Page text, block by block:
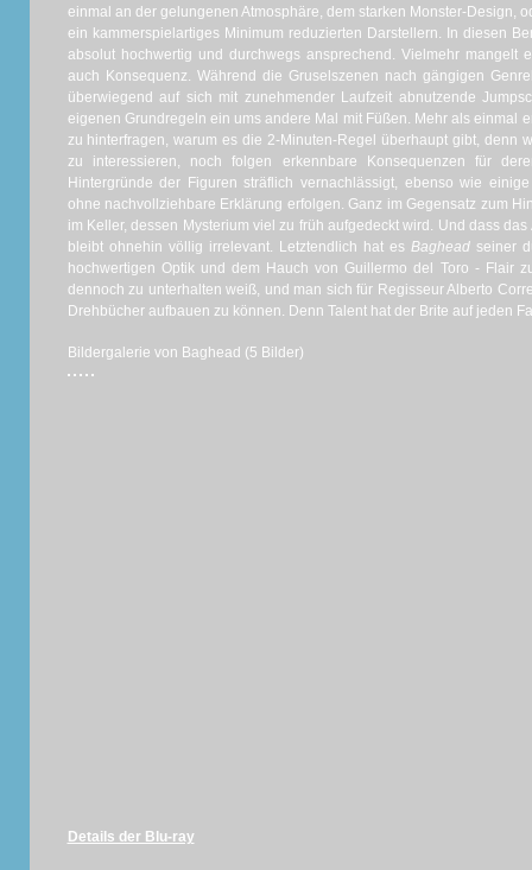
einmal an der gelungenen Atmosphäre, dem starken Monster-Design,
ein kammerspielartiges Minimum reduzierten Darstellern. In diesen
absolut hochwertig und durchwegs ansprechend. Vielmehr mangelt
auch Konsequenz. Während die Gruselszenen nach gängigen
überwiegend auf sich mit zunehmender Laufzeit abnutzende
eigenen Grundregeln ein ums andere Mal mit Füßen. Mehr als einmal
zu hinterfragen, warum es die 2-Minuten-Regel überhaupt gibt, denn
zu interessieren, noch folgen erkennbare Konsequenzen für
Hintergründe der Figuren sträflich vernachlässigt, ebenso wie
ohne nachvollziehbare Erklärung erfolgen. Ganz im Gegensatz zum
im Keller, dessen Mysterium viel zu früh aufgedeckt wird. Und dass
bleibt ohnehin völlig irrelevant. Letztendlich hat es Baghead seiner
hochwertigen Optik und dem Hauch von Guillermo del Toro - Flair
dennoch zu unterhalten weiß, und man sich für Regisseur Alberto
Drehbücher aufbauen zu können. Denn Talent hat der Brite auf jeden
Bildergalerie von Baghead (5 Bilder)
Details der Blu-ray